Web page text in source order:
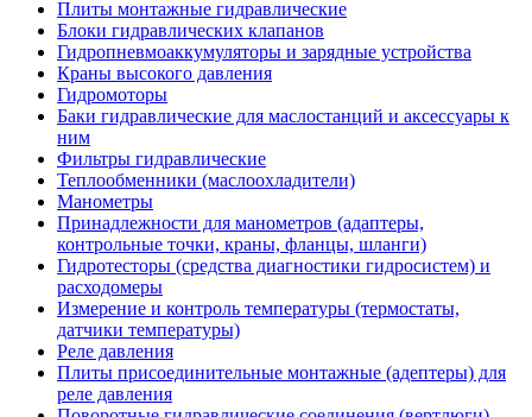
Плиты монтажные гидравлические
Блоки гидравлических клапанов
Гидропневмоаккумуляторы и зарядные устройства
Краны высокого давления
Гидромоторы
Баки гидравлические для маслостанций и аксессуары к
ним
Фильтры гидравлические
Теплообменники (маслоохладители)
Манометры
Принадлежности для манометров (адаптеры,
контрольные точки, краны, фланцы, шланги)
Гидротесторы (средства диагностики гидросистем) и
расходомеры
Измерение и контроль температуры (термостаты,
датчики температуры)
Реле давления
Плиты присоединительные монтажные (адептеры) для
реле давления